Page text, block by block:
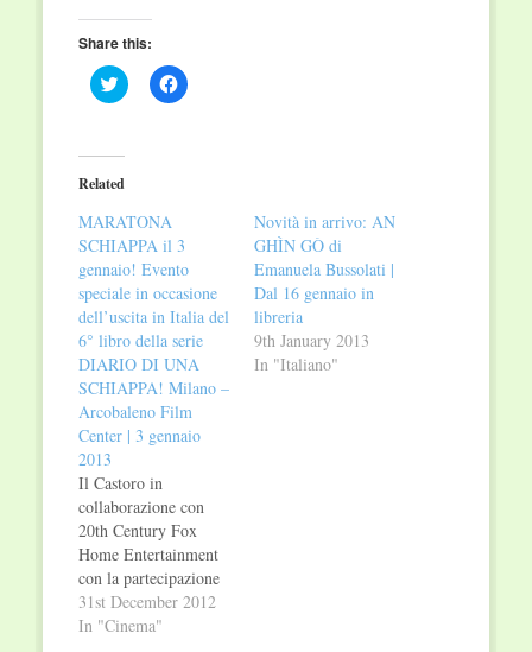
Share this:
Click
to
(Opens
in
new
Click
to
Related
MARATONA
SCHIAPPA il 3
gennaio! Evento
speciale in occasione
dell’uscita in Italia del
6° libro della serie
DIARIO DI UNA
SCHIAPPA! Milano –
Arcobaleno Film
Center | 3 gennaio
2013
Il Castoro in
collaborazione con
20th Century Fox
Home Entertainment
con la partecipazione
de La Libreria dei
Ragazzi presentano:
31st December 2012
In "Cinema"
Novità in arrivo: AN
GHÌN GÒ di
Emanuela Bussolati |
Dal 16 gennaio in
libreria
9th January 2013
In "Italiano"